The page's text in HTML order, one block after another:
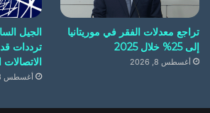
تراجع معدلات الفقر في موريتانيا
إلى 25% خلال 2025
أغسطس 8, 2026
الجيل
ترددات
الاتصالات
أغسطس 8, 2026